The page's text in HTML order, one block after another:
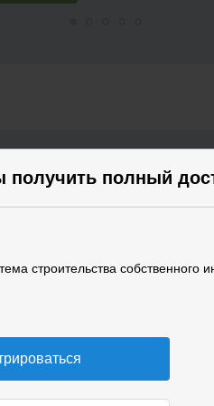
получить полный
строительства собственного
System 27.09.2019
запись прямой эфир запись